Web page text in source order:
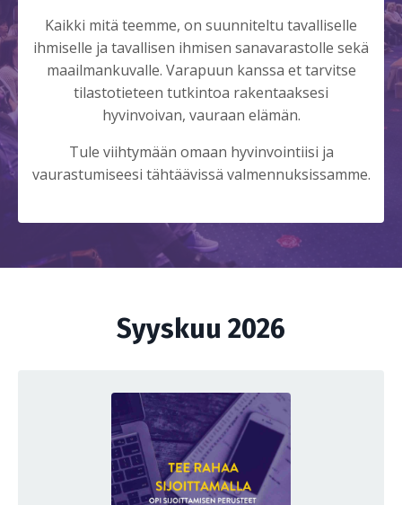
Kaikki mitä teemme, on suunniteltu tavalliselle
ihmiselle ja tavallisen ihmisen sanavarastolle sekä
maailmankuvalle. Varapuun kanssa et tarvitse
tilastotieteen tutkintoa rakentaaksesi
hyvinvoivan, vauraan elämän.
Tule viihtymään omaan hyvinvointiisi ja
vaurastumiseesi tähtäävissä valmennuksissamme.
Syyskuu 2026